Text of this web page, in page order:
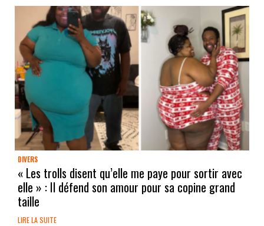
DIVERS
« Les trolls disent qu’elle me paye pour sortir avec
elle » : Il défend son amour pour sa copine grand
taille
LIRE LA SUITE